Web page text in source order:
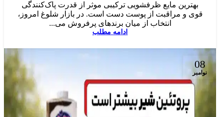
بهترین مایع ظرفشویی ترکیبی موثر از قدرت پاک‌کنندگی
قوی و مراقبت از پوست دست است. در بازار شلوغ امروز،
انتخاب از میان برندهای پرفروش می‌...
ادامه مطلب
08
نوامبر